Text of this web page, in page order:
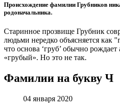
Происхождение фамилии Грубников
родоначальника.
Старинное прозвище Грубник
людьми нередко объясняется как
что основа ‘груб’ обычно
«грубый». Но это не так.
Фамилии на букву Ч
04 января 2020